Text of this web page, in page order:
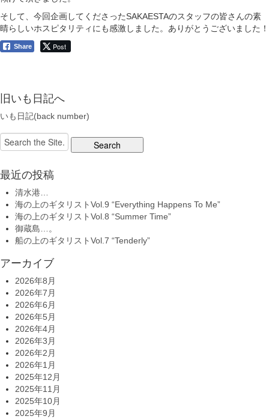
そして、今回企画してくださったSAKAESTAのスタッフの皆さんの素
晴らしいホスピタリティにも感激しました。ありがとうございました！
Share Post
旧いも日記へ
いも日記(back number)
Search
for:
最近の投稿
清水港…
海の上のギタリストVol.9 “Everything Happens To Me”
海の上のギタリストVol.8 “Summer Time”
御蔵島…。
船の上のギタリストVol.7 “Tenderly”
アーカイブ
2026年8月
2026年7月
2026年6月
2026年5月
2026年4月
2026年3月
2026年2月
2026年1月
2025年12月
2025年11月
2025年10月
2025年9月